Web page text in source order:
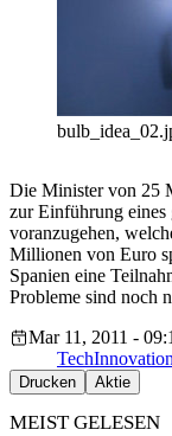
Die Minister von 25
zur Einführung eines
voranzugehen,
Millionen von Euro
Spanien eine
Probleme sind noch
Mar 11, 2011 -
TechInnovation
Drucken Aktie
MEIST GELESEN